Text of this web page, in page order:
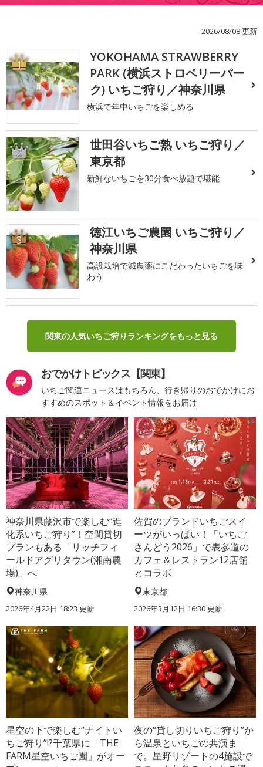
2026/08/08 更新
1
YOKOHAMA STRAWBERRY
PARK (横浜ストロベリーパー
ク) いちご狩り／神奈川県
横浜で年中いちごを楽しめる
2
世田谷いちご熟 いちご狩り／
東京都
新鮮ないちごを30分食べ放題で堪能
3
徳江いちご農園 いちご狩り／
神奈川県
高設栽培で減農薬にこだわったいちごを味
わう
関東の人気いちご狩りランキングをもっと見る
おでかけトピックス【関東】
いちご関連ニュースはもちろん、行き帰りのおでかけにお
すすめのスポット＆イベント情報をお届け
神奈川県藤沢市で楽しむ“進
化系いちご狩り”！空間貸切
プランもある「リッチフィ
ールドアグリタウン(湘南農
場)」へ
神奈川県
2026年4月22日 18:23 更新
佐賀のブランドいちごスイ
ーツがいっぱい！「いちご
さんどう2026」で表参道の
カフェ＆レストラン12店舗
とコラボ
東京都
2026年3月12日 16:30 更新
星空の下で楽しむ“ナイトい
ちご狩り”!?千葉県に「THE
FARM星空いちご園」がオー
夜の“貸し切りいちご狩り”か
ら温泉といちごの共演ま
で。星野リゾートの4施設で